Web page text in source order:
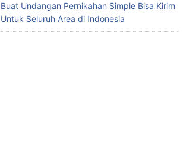
Buat Undangan Pernikahan Simple Bisa Kirim
Untuk Seluruh Area di Indonesia